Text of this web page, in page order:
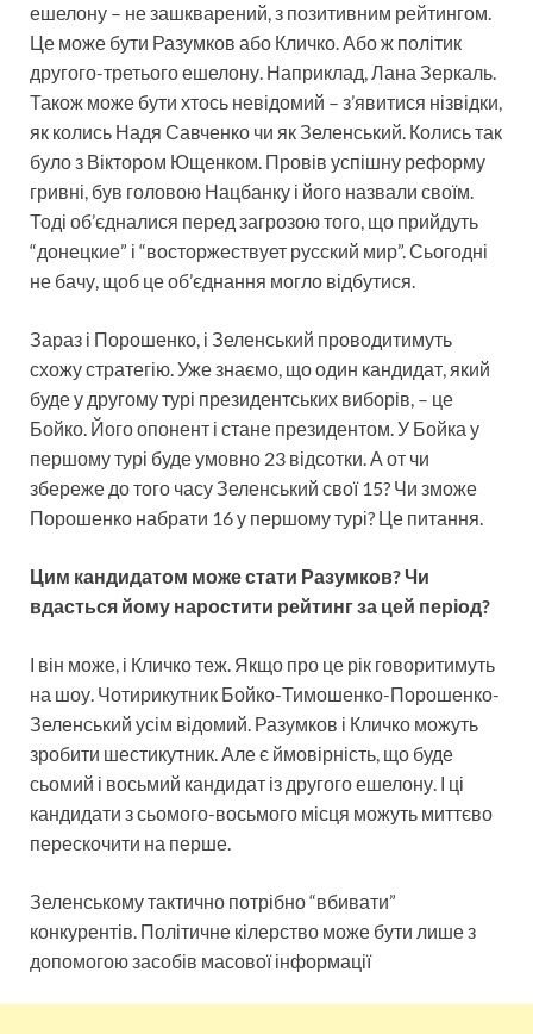
ешелону – не зашкварений, з позитивним рейтингом.
Це може бути Разумков або Кличко. Або ж політик
другого-третього ешелону. Наприклад, Лана Зеркаль.
Також може бути хтось невідомий – з’явитися нізвідки,
як колись Надя Савченко чи як Зеленський. Колись так
було з Віктором Ющенком. Провів успішну реформу
гривні, був головою Нацбанку і його назвали своїм.
Тоді об’єдналися перед загрозою того, що прийдуть
“донецкие” і “восторжествует русский мир”. Сьогодні
не бачу, щоб це об’єднання могло відбутися.
Зараз і Порошенко, і Зеленський проводитимуть
схожу стратегію. Уже знаємо, що один кандидат, який
буде у другому турі президентських виборів, – це
Бойко. Його опонент і стане президентом. У Бойка у
першому турі буде умовно 23 відсотки. А от чи
збереже до того часу Зеленський свої 15? Чи зможе
Порошенко набрати 16 у першому турі? Це питання.
Цим кандидатом може стати Разумков? Чи
вдасться йому наростити рейтинг за цей період?
І він може, і Кличко теж. Якщо про це рік говоритимуть
на шоу. Чотирикутник Бойко-Тимошенко-Порошенко-
Зеленський усім відомий. Разумков і Кличко можуть
зробити шестикутник. Але є ймовірність, що буде
сьомий і восьмий кандидат із другого ешелону. І ці
кандидати з сьомого-восьмого місця можуть миттєво
перескочити на перше.
Зеленському тактично потрібно “вбивати”
конкурентів. Політичне кілерство може бути лише з
допомогою засобів масової інформації